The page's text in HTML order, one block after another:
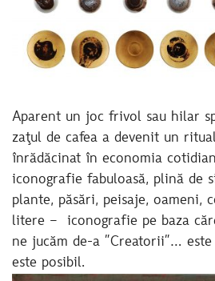
Aparent un joc frivol sau hilar
zaţul de cafea a devenit un
înrădăcinat în economia
iconografie fabuloasă, plină de
plante, păsări, peisaje, oameni,
litere – iconografie pe baza
ne jucăm de-a ”Creatorii”…
este posibil.